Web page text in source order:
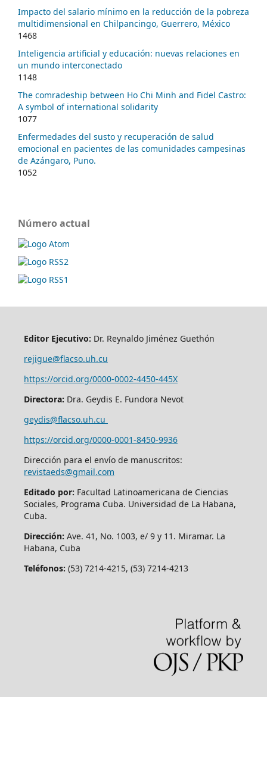
Impacto del salario mínimo en la reducción de la pobreza
multidimensional en Chilpancingo, Guerrero, México
1468
Inteligencia artificial y educación: nuevas relaciones en
un mundo interconectado
1148
The comradeship between Ho Chi Minh and Fidel Castro:
A symbol of international solidarity
1077
Enfermedades del susto y recuperación de salud
emocional en pacientes de las comunidades campesinas
de Azángaro, Puno.
1052
Número actual
Editor Ejecutivo: Dr. Reynaldo Jiménez Guethón
rejigue@flacso.uh.cu
https://orcid.org/0000-0002-4450-445X
Directora: Dra. Geydis E. Fundora Nevot
geydis@flacso.uh.cu
https://orcid.org/0000-0001-8450-9936
Dirección para el envío de manuscritos:
revistaeds@gmail.com
Editado por: Facultad Latinoamericana de Ciencias
Sociales, Programa Cuba. Universidad de La Habana,
Cuba.
Dirección: Ave. 41, No. 1003, e/ 9 y 11. Miramar. La
Habana, Cuba
Teléfonos: (53) 7214-4215, (53) 7214-4213